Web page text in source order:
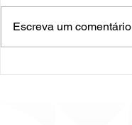
Escreva um comentário